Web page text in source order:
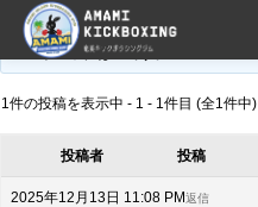
フロントページ › フォーラム
このトピックは空です。
1件の投稿を表示中 - 1 - 1件目 (全1件中)
投稿者 投稿
2025年12月13日 11:08 PM返信